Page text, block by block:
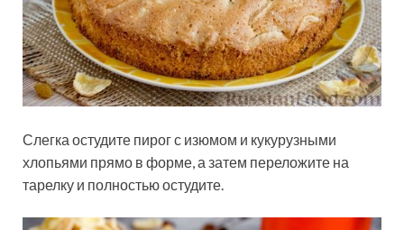
Слегка остудите пирог с изюмом и кукурузными
хлопьями прямо в форме, а затем переложите на
тарелку и полностью остудите.